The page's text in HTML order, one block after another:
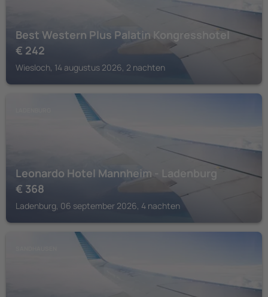
Best Western Plus Palatin Kongresshotel
€ 242
Wiesloch, 14 augustus 2026, 2 nachten
Leonardo Hotel Mannheim - Ladenburg
€ 368
Ladenburg, 06 september 2026, 4 nachten